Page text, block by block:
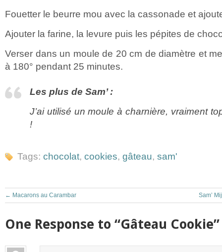
Fouetter le beurre mou avec la cassonade et
Ajouter la farine, la levure puis les pépites de
Verser dans un moule de 20 cm de diamètre et
à 180° pendant 25 minutes.
Les plus de Sam’ :
J’ai utilisé un moule à charnière, vraiment
!
Tags: chocolat, cookies, gâteau, sam'
← Macarons au Carambar Sam’
One Response to “Gâteau Cookie”